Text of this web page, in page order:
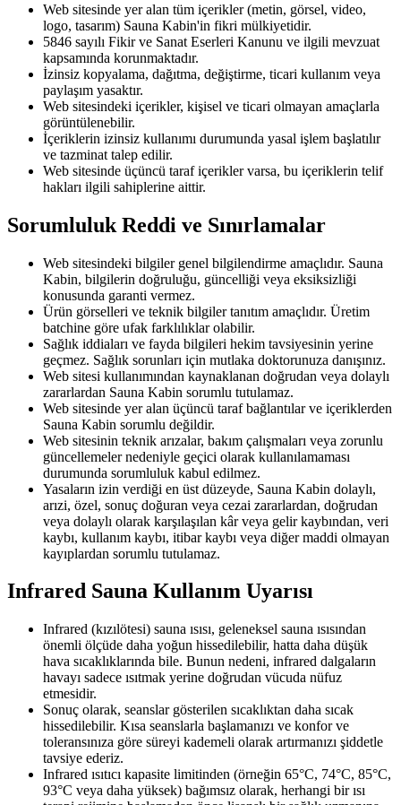
Web sitesinde yer alan tüm içerikler (metin, görsel, video,
logo, tasarım) Sauna Kabin'in fikri mülkiyetidir.
5846 sayılı Fikir ve Sanat Eserleri Kanunu ve ilgili mevzuat
kapsamında korunmaktadır.
İzinsiz kopyalama, dağıtma, değiştirme, ticari kullanım veya
paylaşım yasaktır.
Web sitesindeki içerikler, kişisel ve ticari olmayan amaçlarla
görüntülenebilir.
İçeriklerin izinsiz kullanımı durumunda yasal işlem başlatılır
ve tazminat talep edilir.
Web sitesinde üçüncü taraf içerikler varsa, bu içeriklerin telif
hakları ilgili sahiplerine aittir.
Sorumluluk Reddi ve Sınırlamalar
Web sitesindeki bilgiler genel bilgilendirme amaçlıdır. Sauna
Kabin, bilgilerin doğruluğu, güncelliği veya eksiksizliği
konusunda garanti vermez.
Ürün görselleri ve teknik bilgiler tanıtım amaçlıdır. Üretim
batchine göre ufak farklılıklar olabilir.
Sağlık iddiaları ve fayda bilgileri hekim tavsiyesinin yerine
geçmez. Sağlık sorunları için mutlaka doktorunuza danışınız.
Web sitesi kullanımından kaynaklanan doğrudan veya dolaylı
zararlardan Sauna Kabin sorumlu tutulamaz.
Web sitesinde yer alan üçüncü taraf bağlantılar ve içeriklerden
Sauna Kabin sorumlu değildir.
Web sitesinin teknik arızalar, bakım çalışmaları veya zorunlu
güncellemeler nedeniyle geçici olarak kullanılamaması
durumunda sorumluluk kabul edilmez.
Yasaların izin verdiği en üst düzeyde, Sauna Kabin dolaylı,
arızi, özel, sonuç doğuran veya cezai zararlardan, doğrudan
veya dolaylı olarak karşılaşılan kâr veya gelir kaybından, veri
kaybı, kullanım kaybı, itibar kaybı veya diğer maddi olmayan
kayıplardan sorumlu tutulamaz.
Infrared Sauna Kullanım Uyarısı
Infrared (kızılötesi) sauna ısısı, geleneksel sauna ısısından
önemli ölçüde daha yoğun hissedilebilir, hatta daha düşük
hava sıcaklıklarında bile. Bunun nedeni, infrared dalgaların
havayı sadece ısıtmak yerine doğrudan vücuda nüfuz
etmesidir.
Sonuç olarak, seanslar gösterilen sıcaklıktan daha sıcak
hissedilebilir. Kısa seanslarla başlamanızı ve konfor ve
toleransınıza göre süreyi kademeli olarak artırmanızı şiddetle
tavsiye ederiz.
Infrared ısıtıcı kapasite limitinden (örneğin 65°C, 74°C, 85°C,
93°C veya daha yüksek) bağımsız olarak, herhangi bir ısı